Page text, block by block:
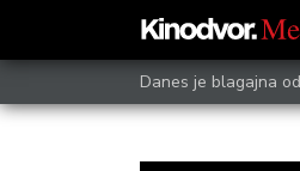
Danes je blagajna